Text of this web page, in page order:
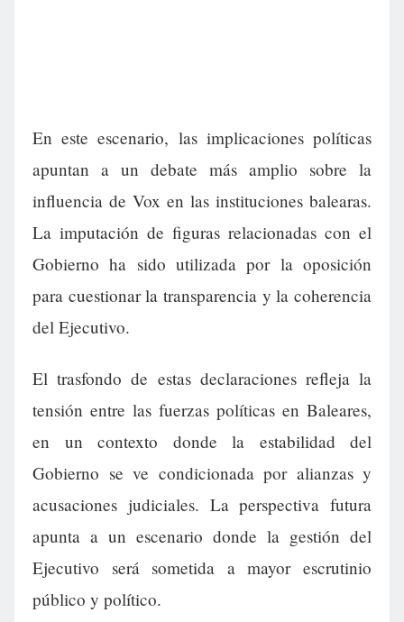
En este escenario, las implicaciones políticas
apuntan a un debate más amplio sobre la
influencia de Vox en las instituciones balearas.
La imputación de figuras relacionadas con el
Gobierno ha sido utilizada por la oposición
para cuestionar la transparencia y la coherencia
del Ejecutivo.
El trasfondo de estas declaraciones refleja la
tensión entre las fuerzas políticas en Baleares,
en un contexto donde la estabilidad del
Gobierno se ve condicionada por alianzas y
acusaciones judiciales. La perspectiva futura
apunta a un escenario donde la gestión del
Ejecutivo será sometida a mayor escrutinio
público y político.